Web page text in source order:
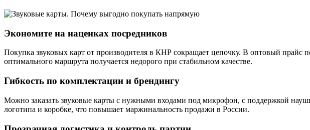
Экономите на наценках посредников
Покупка звуковых карт от производителя в КНР сокращает цепочку. В оптовый прайс
оптимального маршрута получается недорого при стабильном качестве.
Гибкость по комплектации и брендингу
Можно заказать звуковые карты с нужными входами под микрофон, с поддержкой
логотипа и коробке, что повышает маржинальность продажи в России.